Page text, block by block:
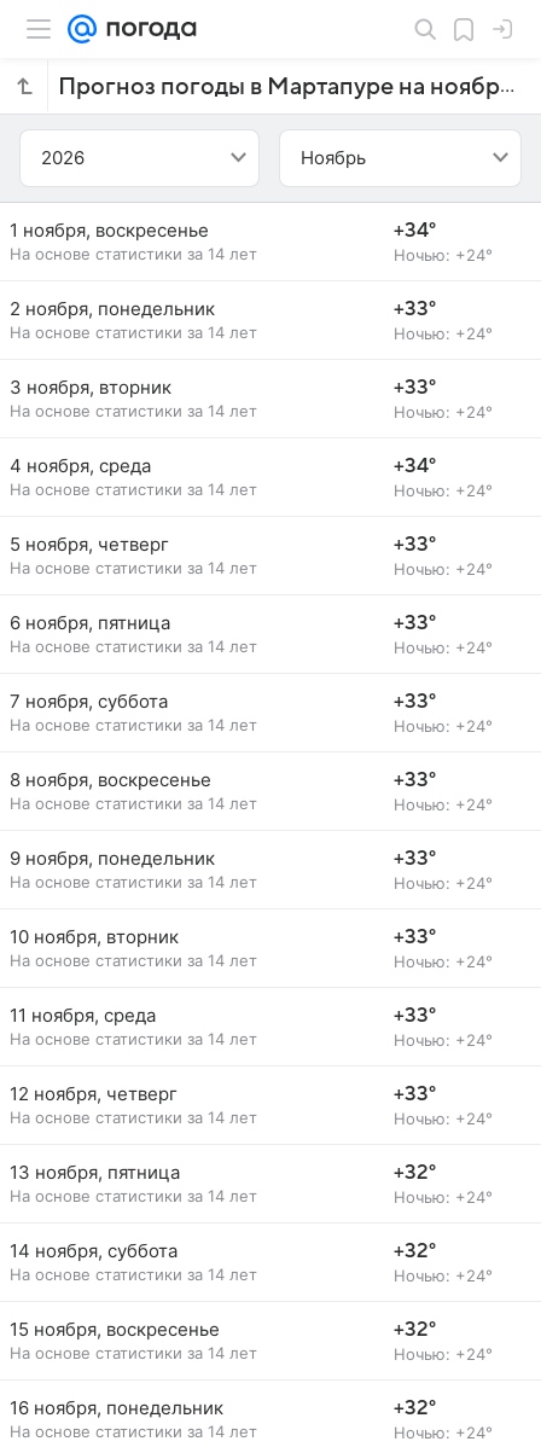
Прогноз погоды в Мартапуре на ноябрь 2026 года
2026 Ноябрь
1 ноября, воскресенье
На основе статистики за 14 лет
+34°
Ночью: +24°
2 ноября, понедельник
На основе статистики за 14 лет
+33°
Ночью: +24°
3 ноября, вторник
На основе статистики за 14 лет
+33°
Ночью: +24°
4 ноября, среда
На основе статистики за 14 лет
+34°
Ночью: +24°
5 ноября, четверг
На основе статистики за 14 лет
+33°
Ночью: +24°
6 ноября, пятница
На основе статистики за 14 лет
+33°
Ночью: +24°
7 ноября, суббота
На основе статистики за 14 лет
+33°
Ночью: +24°
8 ноября, воскресенье
На основе статистики за 14 лет
+33°
Ночью: +24°
9 ноября, понедельник
На основе статистики за 14 лет
+33°
Ночью: +24°
10 ноября, вторник
На основе статистики за 14 лет
+33°
Ночью: +24°
11 ноября, среда
На основе статистики за 14 лет
+33°
Ночью: +24°
12 ноября, четверг
На основе статистики за 14 лет
+33°
Ночью: +24°
13 ноября, пятница
На основе статистики за 14 лет
+32°
Ночью: +24°
14 ноября, суббота
На основе статистики за 14 лет
+32°
Ночью: +24°
15 ноября, воскресенье
На основе статистики за 14 лет
+32°
Ночью: +24°
16 ноября, понедельник
На основе статистики за 14 лет
+32°
Ночью: +24°